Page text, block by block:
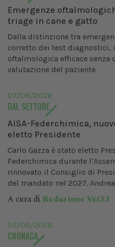
Emergenze
triage in cane e gatto
Dalla distinzione tra
corretto dei test diagnostici,
oftalmologica efficace senza
valutazione del paziente
07/08/2026
DAL SETTORE
AISA-Federchimica,
eletto Presidente
Carlo Gazza è stato eletto
Federchimica durante
rinnovato il Consiglio di
del mandato nel 2027.
A cura di Redazione Vet33
07/08/2026
CRONACA